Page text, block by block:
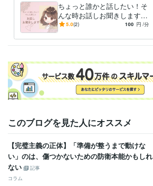
ちょっと誰かと話したい！そ
んな時お話しお聞きします
５分でも♪一緒にお話ししま
5.0(2) 100 円 /分
このブログを見た人にオススメ
【完璧主義の正体】「準備が整うまで動けな
い」のは、傷つかないための防衛本能かもしれ
ない
記事
コラム